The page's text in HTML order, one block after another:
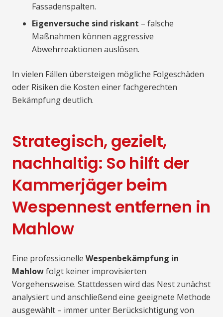
Fassadenspalten.
Eigenversuche sind riskant – falsche
Maßnahmen können aggressive
Abwehrreaktionen auslösen.
In vielen Fällen übersteigen mögliche Folgeschäden
oder Risiken die Kosten einer fachgerechten
Bekämpfung deutlich.
Strategisch, gezielt,
nachhaltig: So hilft der
Kammerjäger beim
Wespennest entfernen in
Mahlow
Eine professionelle Wespenbekämpfung in
Mahlowfolgt keiner improvisierten
Vorgehensweise. Stattdessen wird das Nest zunächst
analysiert und anschließend eine geeignete Methode
ausgewählt – immer unter Berücksichtigung von